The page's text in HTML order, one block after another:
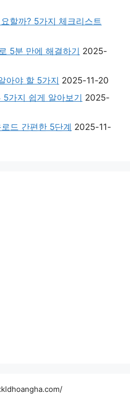
할까? 5가지 체크리스트
5분 만에 해결하기 2025-
아야 할 5가지 2025-11-20
가지 쉽게 알아보기 2025-
드 간편한 5단계 2025-11-